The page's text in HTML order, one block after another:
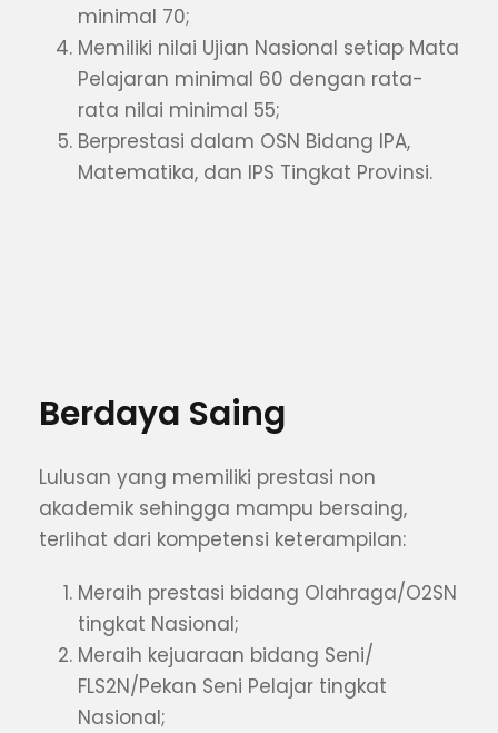
minimal 70;
Memiliki nilai Ujian Nasional setiap Mata
Pelajaran minimal 60 dengan rata-
rata nilai minimal 55;
Berprestasi dalam OSN Bidang IPA,
Matematika, dan IPS Tingkat Provinsi.
Berdaya Saing
Lulusan yang memiliki prestasi non
akademik sehingga mampu bersaing,
terlihat dari kompetensi keterampilan:
Meraih prestasi bidang Olahraga/O2SN
tingkat Nasional;
Meraih kejuaraan bidang Seni/
FLS2N/Pekan Seni Pelajar tingkat
Nasional;